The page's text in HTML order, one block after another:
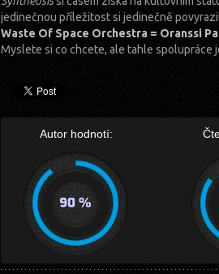
jedinečnou příležitost si jedinečně
Waste Of Space Orchestra = Oranssi
Myslete si co chcete, ale tahle spolupráce
Autor hodnotí: